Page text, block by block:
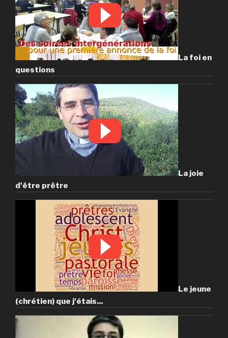
La foi en
questions
La joie
d'être prêtre
Le jeune
(chrétien) que j'étais...